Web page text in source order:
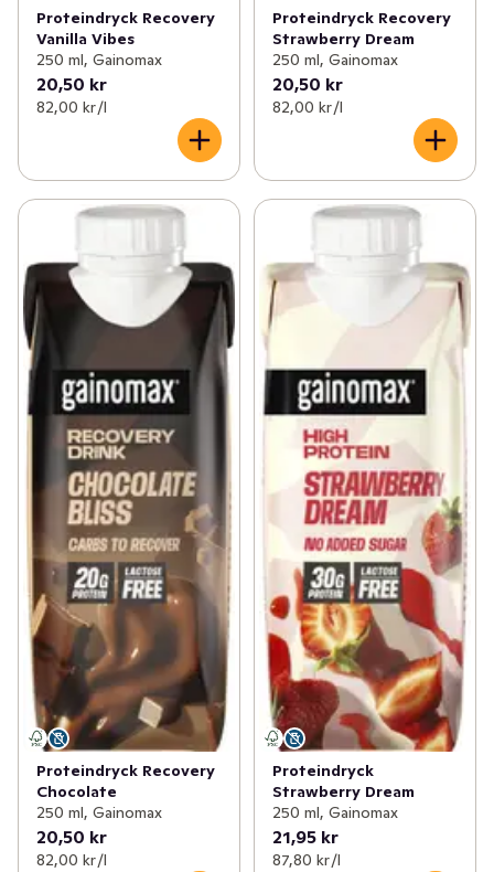
Proteindryck Recovery
Vanilla Vibes
250 ml, Gainomax
20,50 kr
82,00 kr /l
Proteindryck Recovery
Strawberry Dream
250 ml, Gainomax
20,50 kr
82,00 kr /l
Proteindryck Recovery
Chocolate
250 ml, Gainomax
20,50 kr
82,00 kr /l
Proteindryck
Strawberry Dream
250 ml, Gainomax
21,95 kr
87,80 kr /l